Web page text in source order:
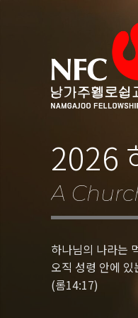
2026
A
하나님의 나라는
오직 성령 안에
(롬14:17)